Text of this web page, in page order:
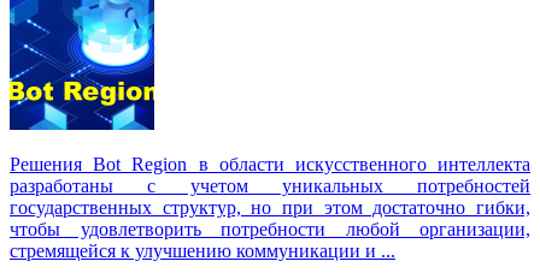
Решения Вot Region в области искусственного интеллекта
разработаны с учетом уникальных потребностей
государственных структур, но при этом достаточно гибки,
чтобы удовлетворить потребности любой организации,
стремящейся к улучшению коммуникации и ...